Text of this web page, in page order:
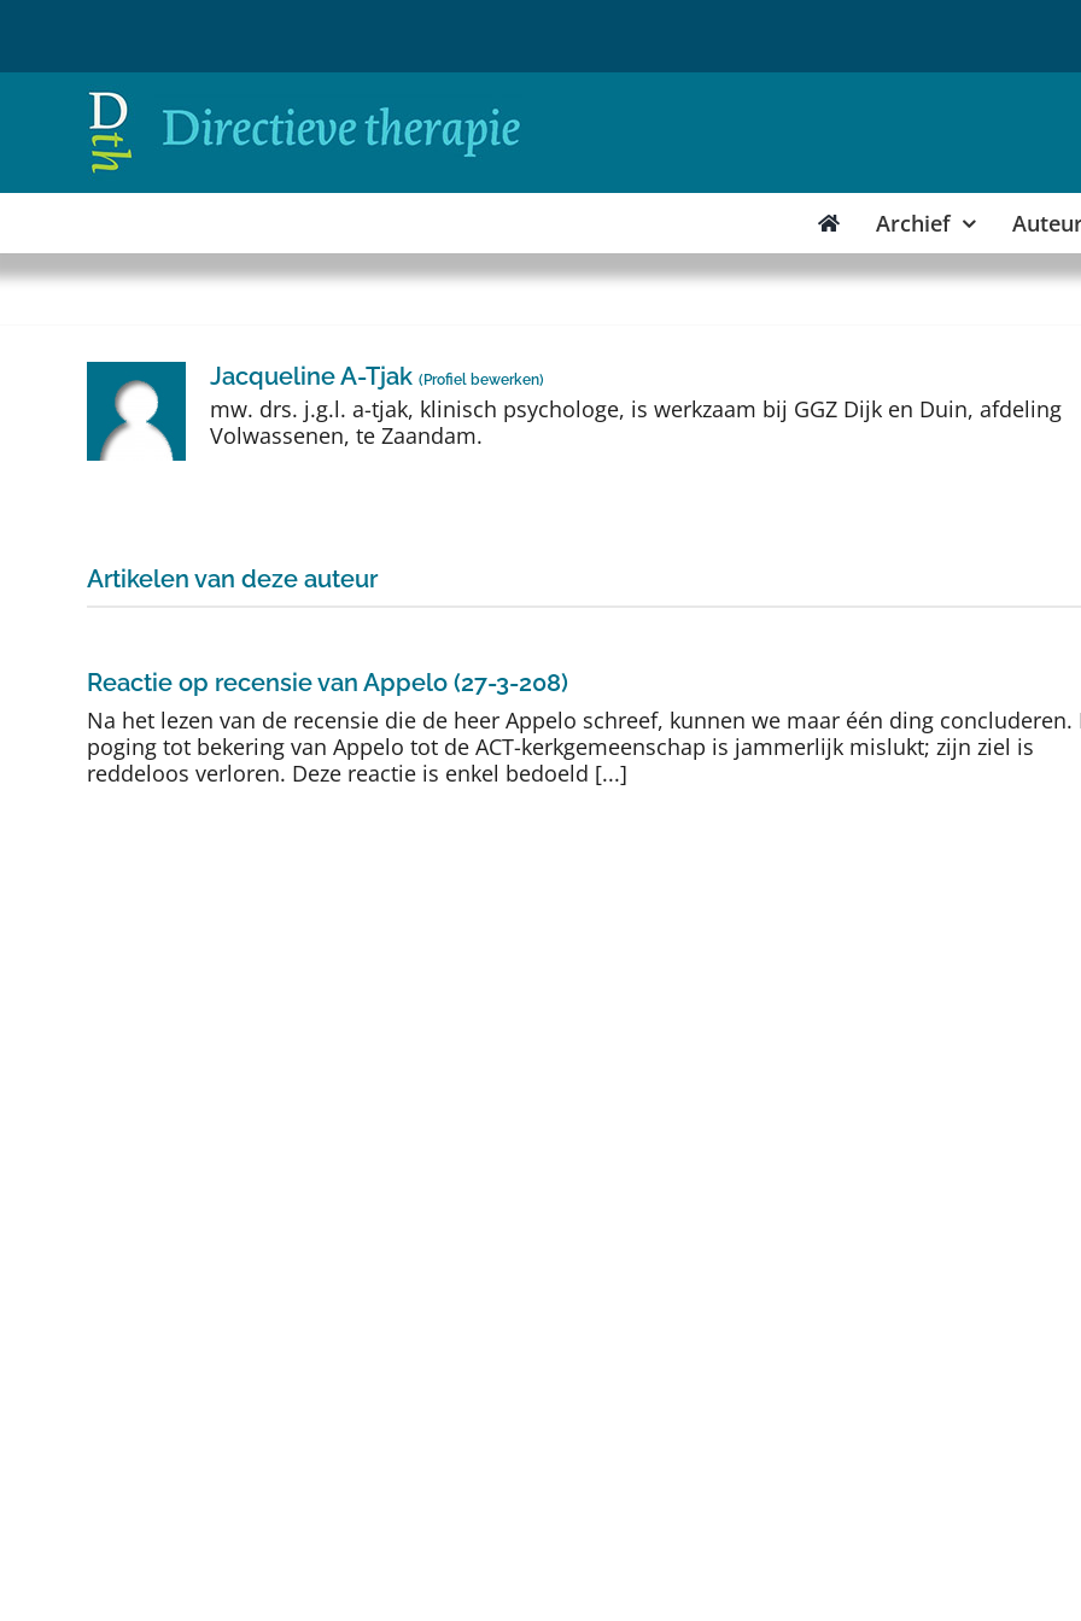
inhoud
Archief
Jacqueline A-Tjak ( Profiel bewerken)
mw. drs. j.g.l. a-tjak, klinisch psychologe, is werkzaam bij GGZ Dijk en Duin, afdeling
Volwassenen, te Zaandam.
Artikelen van deze auteur
Reactie op recensie van Appelo (27-3-208)
Na het lezen van de recensie die de heer Appelo schreef, kunnen we maar één ding concluderen.
poging tot bekering van Appelo tot de ACT-kerkgemeenschap is jammerlijk mislukt; zijn ziel is
reddeloos verloren. Deze reactie is enkel bedoeld [...]